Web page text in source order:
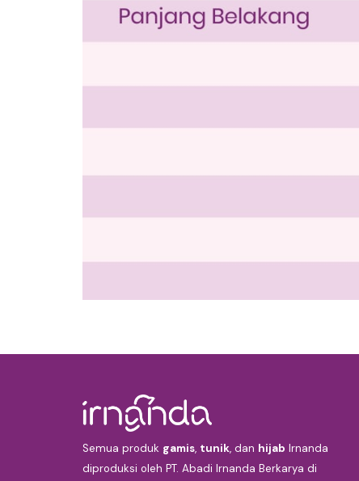
Semua produk gamis, tunik, dan hijab Irnanda
diproduksi oleh PT. Abadi Irnanda Berkarya di